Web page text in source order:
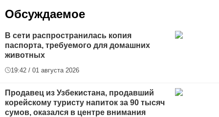
Обсуждаемое
В сети распространилась копия
паспорта, требуемого для домашних
животных
19:42 / 01 августа 2026
Продавец из Узбекистана, продавший
корейскому туристу напиток за 90 тысяч
сумов, оказался в центре внимания